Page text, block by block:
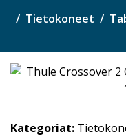
Tietokoneet
Kategoriat: